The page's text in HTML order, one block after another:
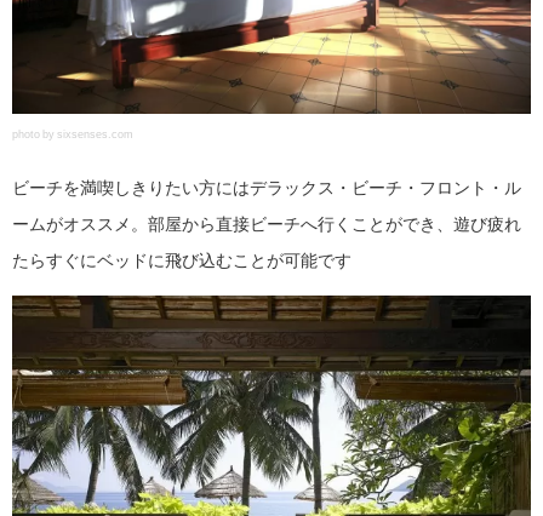
photo by sixsenses.com
ビーチを満喫しきりたい方にはデラックス・ビーチ・フロント・ル
ームがオススメ。部屋から直接ビーチへ行くことができ、遊び疲れ
たらすぐにベッドに飛び込むことが可能です